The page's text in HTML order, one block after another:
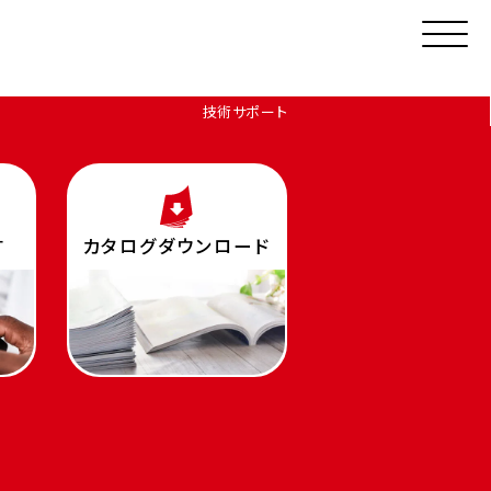
技術サポート
カタログダウンロード